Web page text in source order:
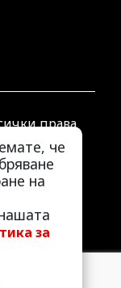
че
на
за
права